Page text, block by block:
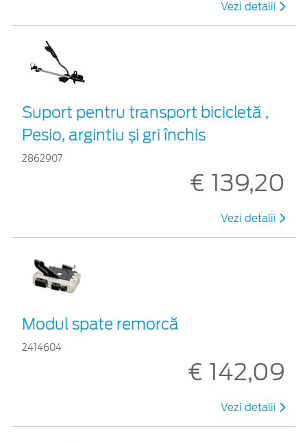
Vezi detalii
Suport pentru transport bicicletă ,
Pesio, argintiu și gri închis
2862907
€ 139,20
Vezi detalii
Modul spate remorcă
2414604
€ 142,09
Vezi detalii